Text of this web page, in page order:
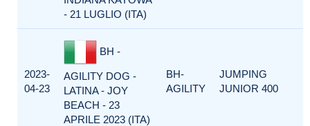
- 21 LUGLIO (ITA)
2023-
04-23
BH -
AGILITY DOG -
LATINA - JOY
BEACH - 23
APRILE 2023 (ITA)
BH-
AGILITY
JUMPING
JUNIOR 400